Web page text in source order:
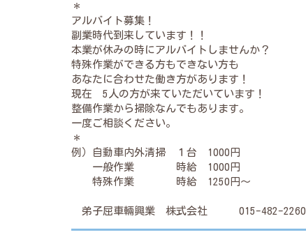
＊
アルバイト募集！
副業時代到来しています！！
本業が休みの時にアルバイトしませんか？
特殊作業ができる方もできない方も
あなたに合わせた働き方があります！
現在 5人の方が来ていただいています！
整備作業から掃除なんでもあります。
一度ご相談ください。
＊
例）自動車内外清掃 １台 1000円
一般作業 時給 1000円
特殊作業 時給 1250円～
弟子屈車輛興業 株式会社 015-482-2260